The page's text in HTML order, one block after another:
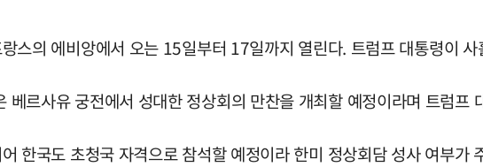
스의 에비앙에서 오는 15일부터 17일까지 열린다. 트럼프 대통령이
베르사유 궁전에서 성대한 정상회의 만찬을 개최할 예정이라며 트럼프
한국도 초청국 자격으로 참석할 예정이라 한미 정상회담 성사 여부가